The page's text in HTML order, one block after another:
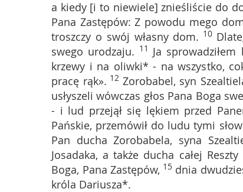
a kiedy [i to niewiele] znieśliście do
Pana Zastępów: Z powodu mego
troszczy o swój własny dom. 10
swego urodzaju. 11 Ja
krzewy i na oliwki* - na wszystko,
pracę rąk». 12 Zorobabel, syn
usłyszeli wówczas głos Pana Boga
- i lud przejął się lękiem przed
Pańskie, przemówił do ludu tymi
Pan ducha Zorobabela, syna
Josadaka, a także ducha całej
Boga, Pana Zastępów, 15 dnia
króla Dariusza*.